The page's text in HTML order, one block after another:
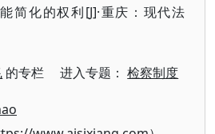
简化的权利[J]·重庆：现代法
的专栏 进入专题：检察制度